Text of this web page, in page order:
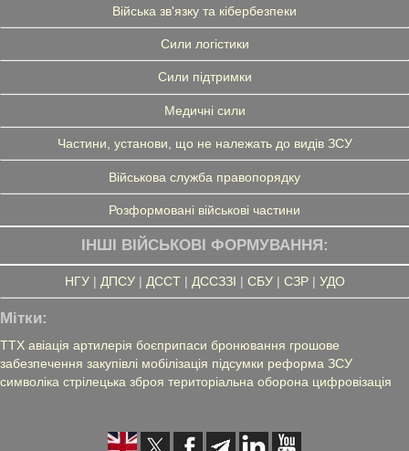
Війська зв'язку та кібербезпеки
Сили логістики
Сили підтримки
Медичні сили
Частини, установи, що не належать до видів ЗСУ
Військова служба правопорядку
Розформовані військові частини
ІНШІ ВІЙСЬКОВІ ФОРМУВАННЯ:
НГУ| ДПСУ| ДССТ| ДССЗЗІ | СБУ| СЗР| УДО
Мітки:
ТТХ авіація артилерія боєприпаси бронювання грошове
забезпечення закупівлі мобілізація підсумки реформа ЗСУ
символіка стрілецька зброя територіальна оборона цифровізація